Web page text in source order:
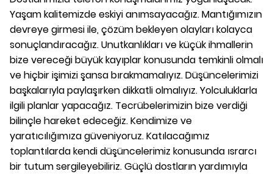
Yaşam kalitemizde eskiyi anımsayacağız. Mantığımızın
devreye girmesi ile, çözüm bekleyen olayları kolayca
sonuçlandıracağız. Unutkanlıkları ve küçük ihmallerin
bize vereceği büyük kayıplar konusunda temkinli olmalı
ve hiçbir işimizi şansa bırakmamalıyız. Düşüncelerimizi
başkalarıyla paylaşırken dikkatli olmalıyız. Yolculuklarla
ilgili planlar yapacağız. Tecrübelerimizin bize verdiği
bilinçle hareket edeceğiz. Kendimize ve
yaratıcılığımıza güveniyoruz. Katılacağımız
toplantılarda kendi düşüncelerimiz konusunda ısrarcı
bir tutum sergileyebiliriz. Güçlü dostların yardımıyla